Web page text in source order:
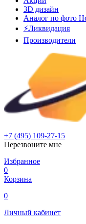
3D дизайн
Аналог по фото
⚡Ликвидация
Производители
+7 (495) 109-27-15
Перезвоните мне
Избранное
0
Корзина
0
Личный кабинет